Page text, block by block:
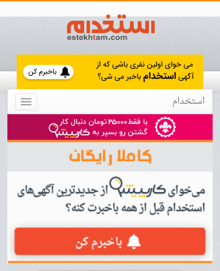
Toggle استخدام